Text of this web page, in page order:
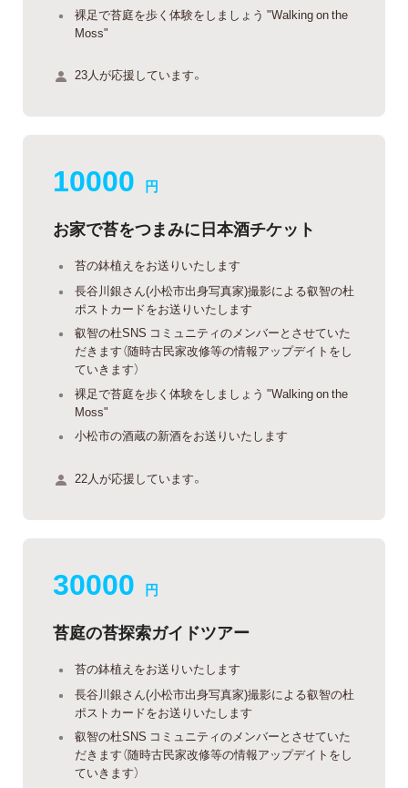
裸足で苔庭を歩く体験をしましょう "Walking on the
Moss"
23人が応援しています。
10000 円
お家で苔をつまみに日本酒チケット
苔の鉢植えをお送りいたします
長谷川銀さん(小松市出身写真家)撮影による叡智の杜
ポストカードをお送りいたします
叡智の杜SNS コミュニティのメンバーとさせていた
だきます（随時古民家改修等の情報アップデイトをし
ていきます）
裸足で苔庭を歩く体験をしましょう "Walking on the
Moss"
小松市の酒蔵の新酒をお送りいたします
22人が応援しています。
30000 円
苔庭の苔探索ガイドツアー
苔の鉢植えをお送りいたします
長谷川銀さん(小松市出身写真家)撮影による叡智の杜
ポストカードをお送りいたします
叡智の杜SNS コミュニティのメンバーとさせていた
だきます（随時古民家改修等の情報アップデイトをし
ていきます）